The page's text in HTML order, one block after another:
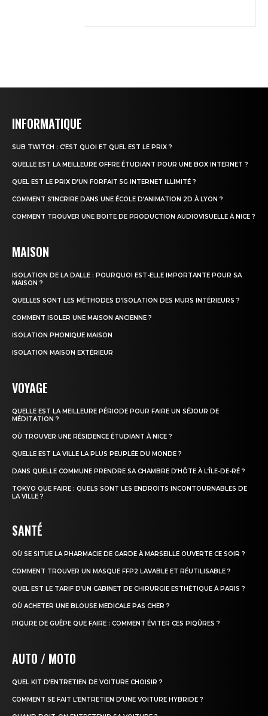
INFORMATIQUE
SUB TWITCH : C’EST QUOI ET QUEL EST LE PRIX ?
QUELLE EST LA MEILLEURE OFFRE ÉTUDIANT POUR UNE BOX INTERNET ?
QUEL EST LE PRIX D’UN FORFAIT 5G INTERNET ILLIMITÉ ?
COMMENT S’INCRIRE DANS UNE ÉCOLE D’ANIMATION 2D À LYON ?
COMMENT TROUVER UNE BOITE DE PRODUCTION AUDIOVISUELLE À NICE ?
MAISON
ISOLATION DE LA DALLE : POURQUOI EST-ELLE IMPORTANTE POUR SA
MAISON ?
QUELLES SONT LES MÉTHODES D’ISOLATION DES MURS INTÉRIEURS ?
COMMENT ISOLER UNE MAISON ANCIENNE ?
ISOLATION PHONIQUE MAISON
ISOLATION MAISON EXTÉRIEUR
VOYAGE
QUELLE EST LA MEILLEURE PÉRIODE POUR FAIRE UN SÉJOUR DE
MÉDITATION ?
OÙ TROUVER UNE RÉSIDENCE ÉTUDIANT À NICE ?
QUELLE EST LA VILLE LA PLUS PEUPLÉE DU MONDE ?
DANS QUELLE COMMUNE PRENDRE SA CHAMBRE D’HÔTE À L’ÎLE-DE-RÉ ?
TOKYO QUE FAIRE : QUELS SONT LES ENDROITS INCONTOURNABLES DE
LA VILLE ?
SANTÉ
OÙ SE SITUE LA PHARMACIE DE GARDE À MARSEILLE OUVERTE CE SOIR ?
COMMENT TROUVER UN MASQUE FFP2 LAVABLE ET RÉUTILISABLE ?
QUEL EST LE TARIF D’UN CABINET DE CHIRURGIE ESTHÉTIQUE À PARIS ?
OÙ ACHETER UNE BLOUSE MEDICALE PAS CHER ?
PIQURE DE GUÊPE QUE FAIRE : COMMENT ÉVITER CES PIQÛRES ?
AUTO / MOTO
QUEL KIT D’ENTRETIEN DE VOITURE CHOISIR ?
COMMENT SE FAIT L’ENTRETIEN D’UNE VOITURE HYBRIDE ?